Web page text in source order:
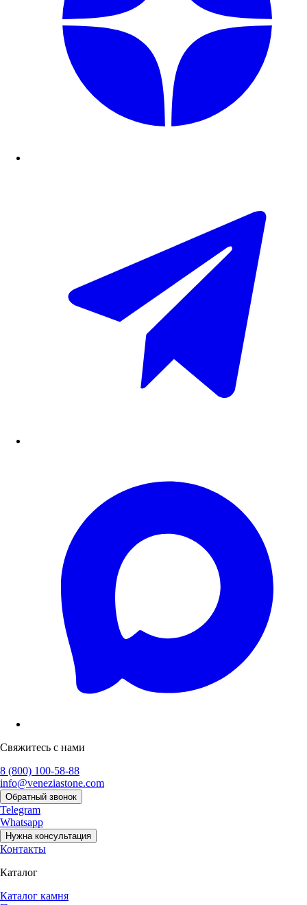
Свяжитесь с нами
8 (800) 100-58-88
info@veneziastone.com
Обратный звонок
Telegram
Whatsapp
Нужна консультация
Контакты
Каталог
Каталог камня